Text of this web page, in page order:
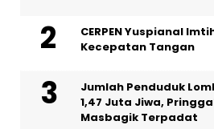
CERPEN Yuspianal
Kecepatan Tangan
Jumlah Penduduk
1,47 Juta Jiwa,
Masbagik Terpadat